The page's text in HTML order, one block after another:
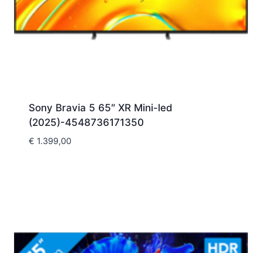
Sony Bravia 5 65″ XR Mini-led
(2025)-4548736171350
€ 1.399,00